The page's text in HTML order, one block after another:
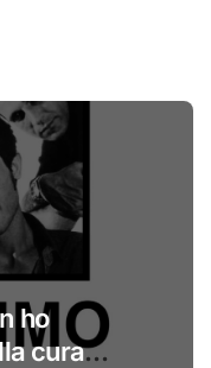
ho
cura